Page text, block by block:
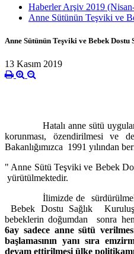
Haberler Arşiv 2019
Anne Sütünün Teşviki ve
Anne Sütünün Teşviki ve Bebek Dostu
13 Kasım 2019
Hatalı anne sütü
korunması, özendirilmesi ve
Bakanlığımızca 1991 yılından
" Anne Sütü Teşviki ve Bebek
yürütülmektedir.
İlimizde de
Bebek Dostu Sağlık
bebeklerin doğumdan sonra
6ay sadece anne sütü
başlamasının yanı sıra
devam ettirilmesi ülke